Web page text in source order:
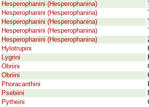
Hesperophanini (Hesperophanina)
Hesperophanini (Hesperophanina)
Hesperophanini (Hesperophanina)
Hesperophanini (Hesperophanina)
Hesperophanini (Hesperophanina)
Hylotrupini
Lygrini
Obriini
Obriini
Phoracanthini
Psebiini
Pytheini